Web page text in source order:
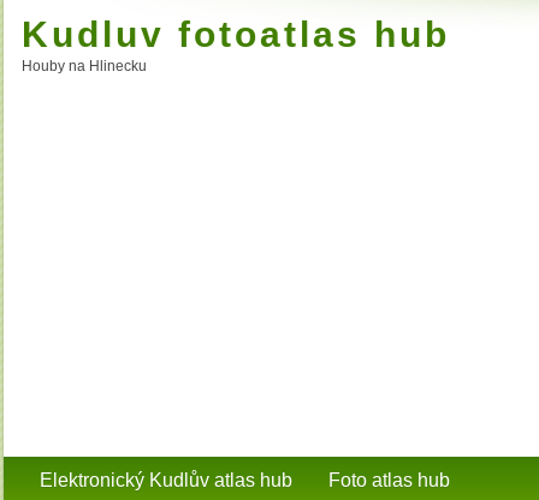
Kudluv fotoatlas hub
Houby na Hlinecku
Elektronický Kudlův atlas hub Foto atlas hub